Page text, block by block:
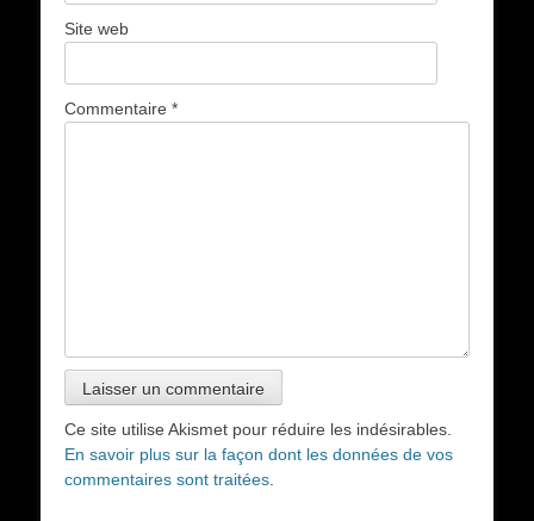
Site web
Commentaire *
Ce site utilise Akismet pour réduire les indésirables.
En savoir plus sur la façon dont les données de vos
commentaires sont traitées